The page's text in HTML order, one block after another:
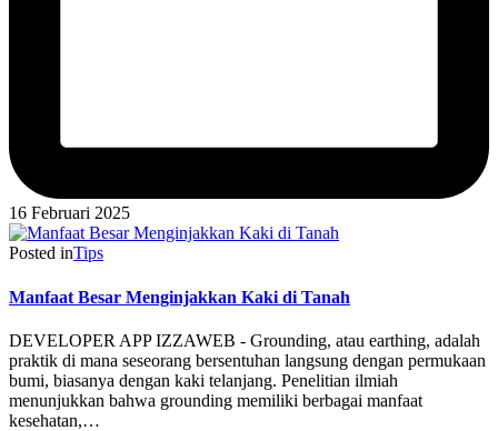
16 Februari 2025
Posted inTips
Manfaat Besar Menginjakkan Kaki di Tanah
DEVELOPER APP IZZAWEB - Grounding, atau earthing, adalah
praktik di mana seseorang bersentuhan langsung dengan permukaan
bumi, biasanya dengan kaki telanjang. Penelitian ilmiah
menunjukkan bahwa grounding memiliki berbagai manfaat
kesehatan,…